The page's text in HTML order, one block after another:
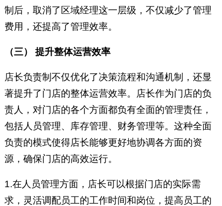
制后，取消了区域经理这一层级，不仅减少了管理
费用，还提高了管理效率。
（三） 提升整体运营效率
店长负责制不仅优化了决策流程和沟通机制，还显
著提升了门店的整体运营效率。店长作为门店的负
责人，对门店的各个方面都负有全面的管理责任，
包括人员管理、库存管理、财务管理等。这种全面
负责的模式使得店长能够更好地协调各方面的资
源，确保门店的高效运行。
1.在人员管理方面，店长可以根据门店的实际需
求，灵活调配员工的工作时间和岗位，提高员工的